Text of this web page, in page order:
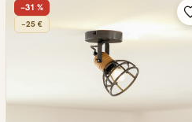
−31 %
−25 €